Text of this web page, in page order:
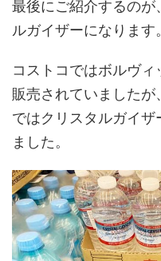
最後にご紹介するのが
ルガイザーになります。
コストコではボルヴ
販売されていましたが
ではクリスタルガイ
ました。